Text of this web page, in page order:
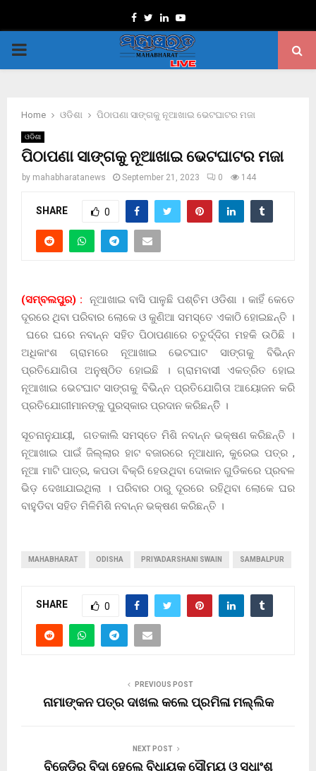
Facebook
TwitterLinkedinYoutube
PRIMARY
Home ଓଡିଶା ପିଠାପଣା ସାଙ୍ଗକୁ ନୂଆଖାଇ ଭେଟଘାଟର ମଜା
ଓଡିଶା
ପିଠାପଣା ସାଙ୍ଗକୁ ନୂଆଖାଇ ଭେଟଘାଟର ମଜା
by mahabharatanews September 21, 2023 0 144
SHARE 0
(ସମ୍ବଲପୁର) :
ନୂଆଖାଇ ବାସି ପାଳୁଛି ପଶ୍ଚିମ ଓଡିଶା । କାହିଁ କେତେ
ଦୂରରେ ଥିବା ପରିବାର ଲୋକେ ଓ କୁଣିଆ ସମସ୍ତେ ଏକାଠି ହୋଇଛନ୍ତି ।
ଘରେ ଘରେ ନବାନ୍ନ ସହିତ ପିଠାପଣାରେ ଚତୁର୍ଦ୍ଦିଗ ମହକି ଉଠିଛି ।
ଅଧିକାଂଶ ଗ୍ରାମରେ ନୂଆଖାଇ ଭେଟଘାଟ ସାଙ୍ଗକୁ ବିଭିନ୍ନ
ପ୍ରତିଯୋଗିତା ଅନୁଷ୍ଠିତ ହୋଇଛି । ଗ୍ରାମବାସୀ ଏକତ୍ରିତ ହୋଇ
ନୂଆଖାଇ ଭେଟଘାଟ ସାଙ୍ଗକୁ ବିଭିନ୍ନ ପ୍ରତିଯୋଗିତା ଆୟୋଜନ କରି
ପ୍ରତିଯୋଗୀମାନଙ୍କୁ ପୁରସ୍କାର ପ୍ରଦାନ କରିଛନ୍ତିି ।
ସୂଚନାନୁଯାୟୀ, ଗତକାଲି ସମସ୍ତେ ମିଶି ନବାନ୍ନ ଭକ୍ଷଣ କରିଛନ୍ତି ।
ନୂଆଖାଇ ପାଇଁ ଜିଲ୍ଲାର ହାଟ ବଜାରରେ ନୂଆଧାନ, କୁରେଇ ପତ୍ର ,
ନୂଆ ମାଟି ପାତ୍ର, କପଡା ବିକ୍ରି ହେଉଥିବା ଦୋକାନ ଗୁଡିକରେ ପ୍ରବଳ
ଭିଡ଼ ଦେଖାଯାଇଥିଲା । ପରିବାର ଠାରୁ ଦୂରରେ ରହିଥିବା ଲୋକେ ଘର
ବାହୁଡିବା ସହିତ ମିଳିମିଶି ନବାନ୍ନ ଭକ୍ଷଣ କରିଛନ୍ତି ।
MAHABHARAT ODISHA PRIYADARSHANI SWAIN SAMBALPUR
SHARE 0
PREVIOUS POST
ନାମାଙ୍କନ ପତ୍ର ଦାଖଲ କଲେ ପ୍ରମିଳା ମଲ୍ଲିକ
NEXT POST